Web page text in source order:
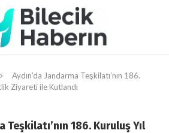
Aydın’da Jandarma Teşkilatı’nın 186.
Ziyareti ile Kutlandı
Teşkilatı’nın 186. Kuruluş Yıl